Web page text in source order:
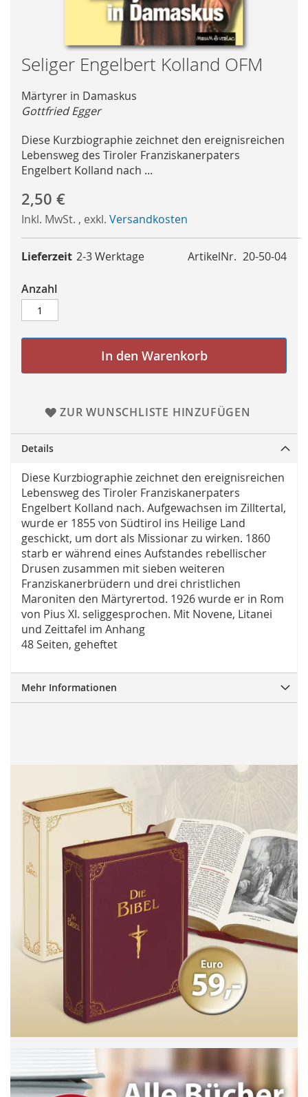
Skip
to
the
beginning
of
the
images
gallery
Seliger Engelbert Kolland OFM
Märtyrer in Damaskus
Gottfried Egger
Diese Kurzbiographie zeichnet den ereignisreichen
Lebensweg des Tiroler Franziskanerpaters
Engelbert Kolland nach ...
2,50 €
Inkl. MwSt. , exkl. Versandkosten
ArtikelNr. 20-50-04
Lieferzeit 2-3 Werktage
Anzahl
In den Warenkorb
ZUR WUNSCHLISTE HINZUFÜGEN
Details
Diese Kurzbiographie zeichnet den ereignisreichen
Lebensweg des Tiroler Franziskanerpaters
Engelbert Kolland nach. Aufgewachsen im Zilltertal,
wurde er 1855 von Südtirol ins Heilige Land
geschickt, um dort als Missionar zu wirken. 1860
starb er während eines Aufstandes rebellischer
Drusen zusammen mit sieben weiteren
Franziskanerbrüdern und drei christlichen
Maroniten den Märtyrertod. 1926 wurde er in Rom
von Pius XI. seliggesprochen. Mit Novene, Litanei
und Zeittafel im Anhang
48 Seiten, geheftet
Mehr Informationen